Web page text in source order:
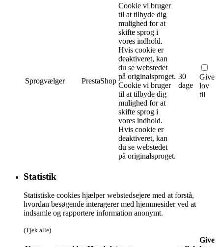
Sprogvælger PrestaShop
Cookie vi bruger
til at tilbyde dig
mulighed for at
skifte sprog i
vores indhold.
Hvis cookie er
deaktiveret, kan
du se webstedet
på originalsproget.
Cookie vi bruger
til at tilbyde dig
mulighed for at
skifte sprog i
vores indhold.
Hvis cookie er
deaktiveret, kan
du se webstedet
på originalsproget.
30
dage
Give
lov
til
Statistik
Statistiske cookies hjælper webstedsejere med at forstå,
hvordan besøgende interagerer med hjemmesider ved at
indsamle og rapportere information anonymt.
(Tjek alle)
Give